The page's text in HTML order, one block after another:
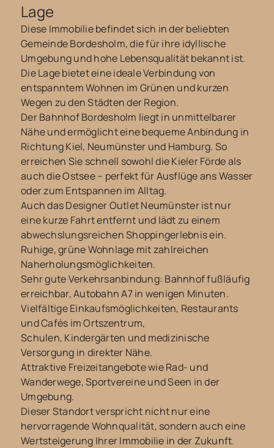
Lage
Diese Immobilie befindet sich in der beliebten
Gemeinde Bordesholm, die für ihre idyllische
Umgebung und hohe Lebensqualität bekannt ist.
Die Lage bietet eine ideale Verbindung von
entspanntem Wohnen im Grünen und kurzen
Wegen zu den Städten der Region.
Der Bahnhof Bordesholm liegt in unmittelbarer
Nähe und ermöglicht eine bequeme Anbindung in
Richtung Kiel, Neumünster und Hamburg. So
erreichen Sie schnell sowohl die Kieler Förde als
auch die Ostsee – perfekt für Ausflüge ans Wasser
oder zum Entspannen im Alltag.
Auch das Designer Outlet Neumünster ist nur
eine kurze Fahrt entfernt und lädt zu einem
abwechslungsreichen Shoppingerlebnis ein.
Ruhige, grüne Wohnlage mit zahlreichen
Naherholungsmöglichkeiten.
Sehr gute Verkehrsanbindung: Bahnhof fußläufig
erreichbar, Autobahn A7 in wenigen Minuten.
Vielfältige Einkaufsmöglichkeiten, Restaurants
und Cafés im Ortszentrum,
Schulen, Kindergärten und medizinische
Versorgung in direkter Nähe.
Attraktive Freizeitangebote wie Rad- und
Wanderwege, Sportvereine und Seen in der
Umgebung.
Dieser Standort verspricht nicht nur eine
hervorragende Wohnqualität, sondern auch eine
Wertsteigerung Ihrer Immobilie in der Zukunft.